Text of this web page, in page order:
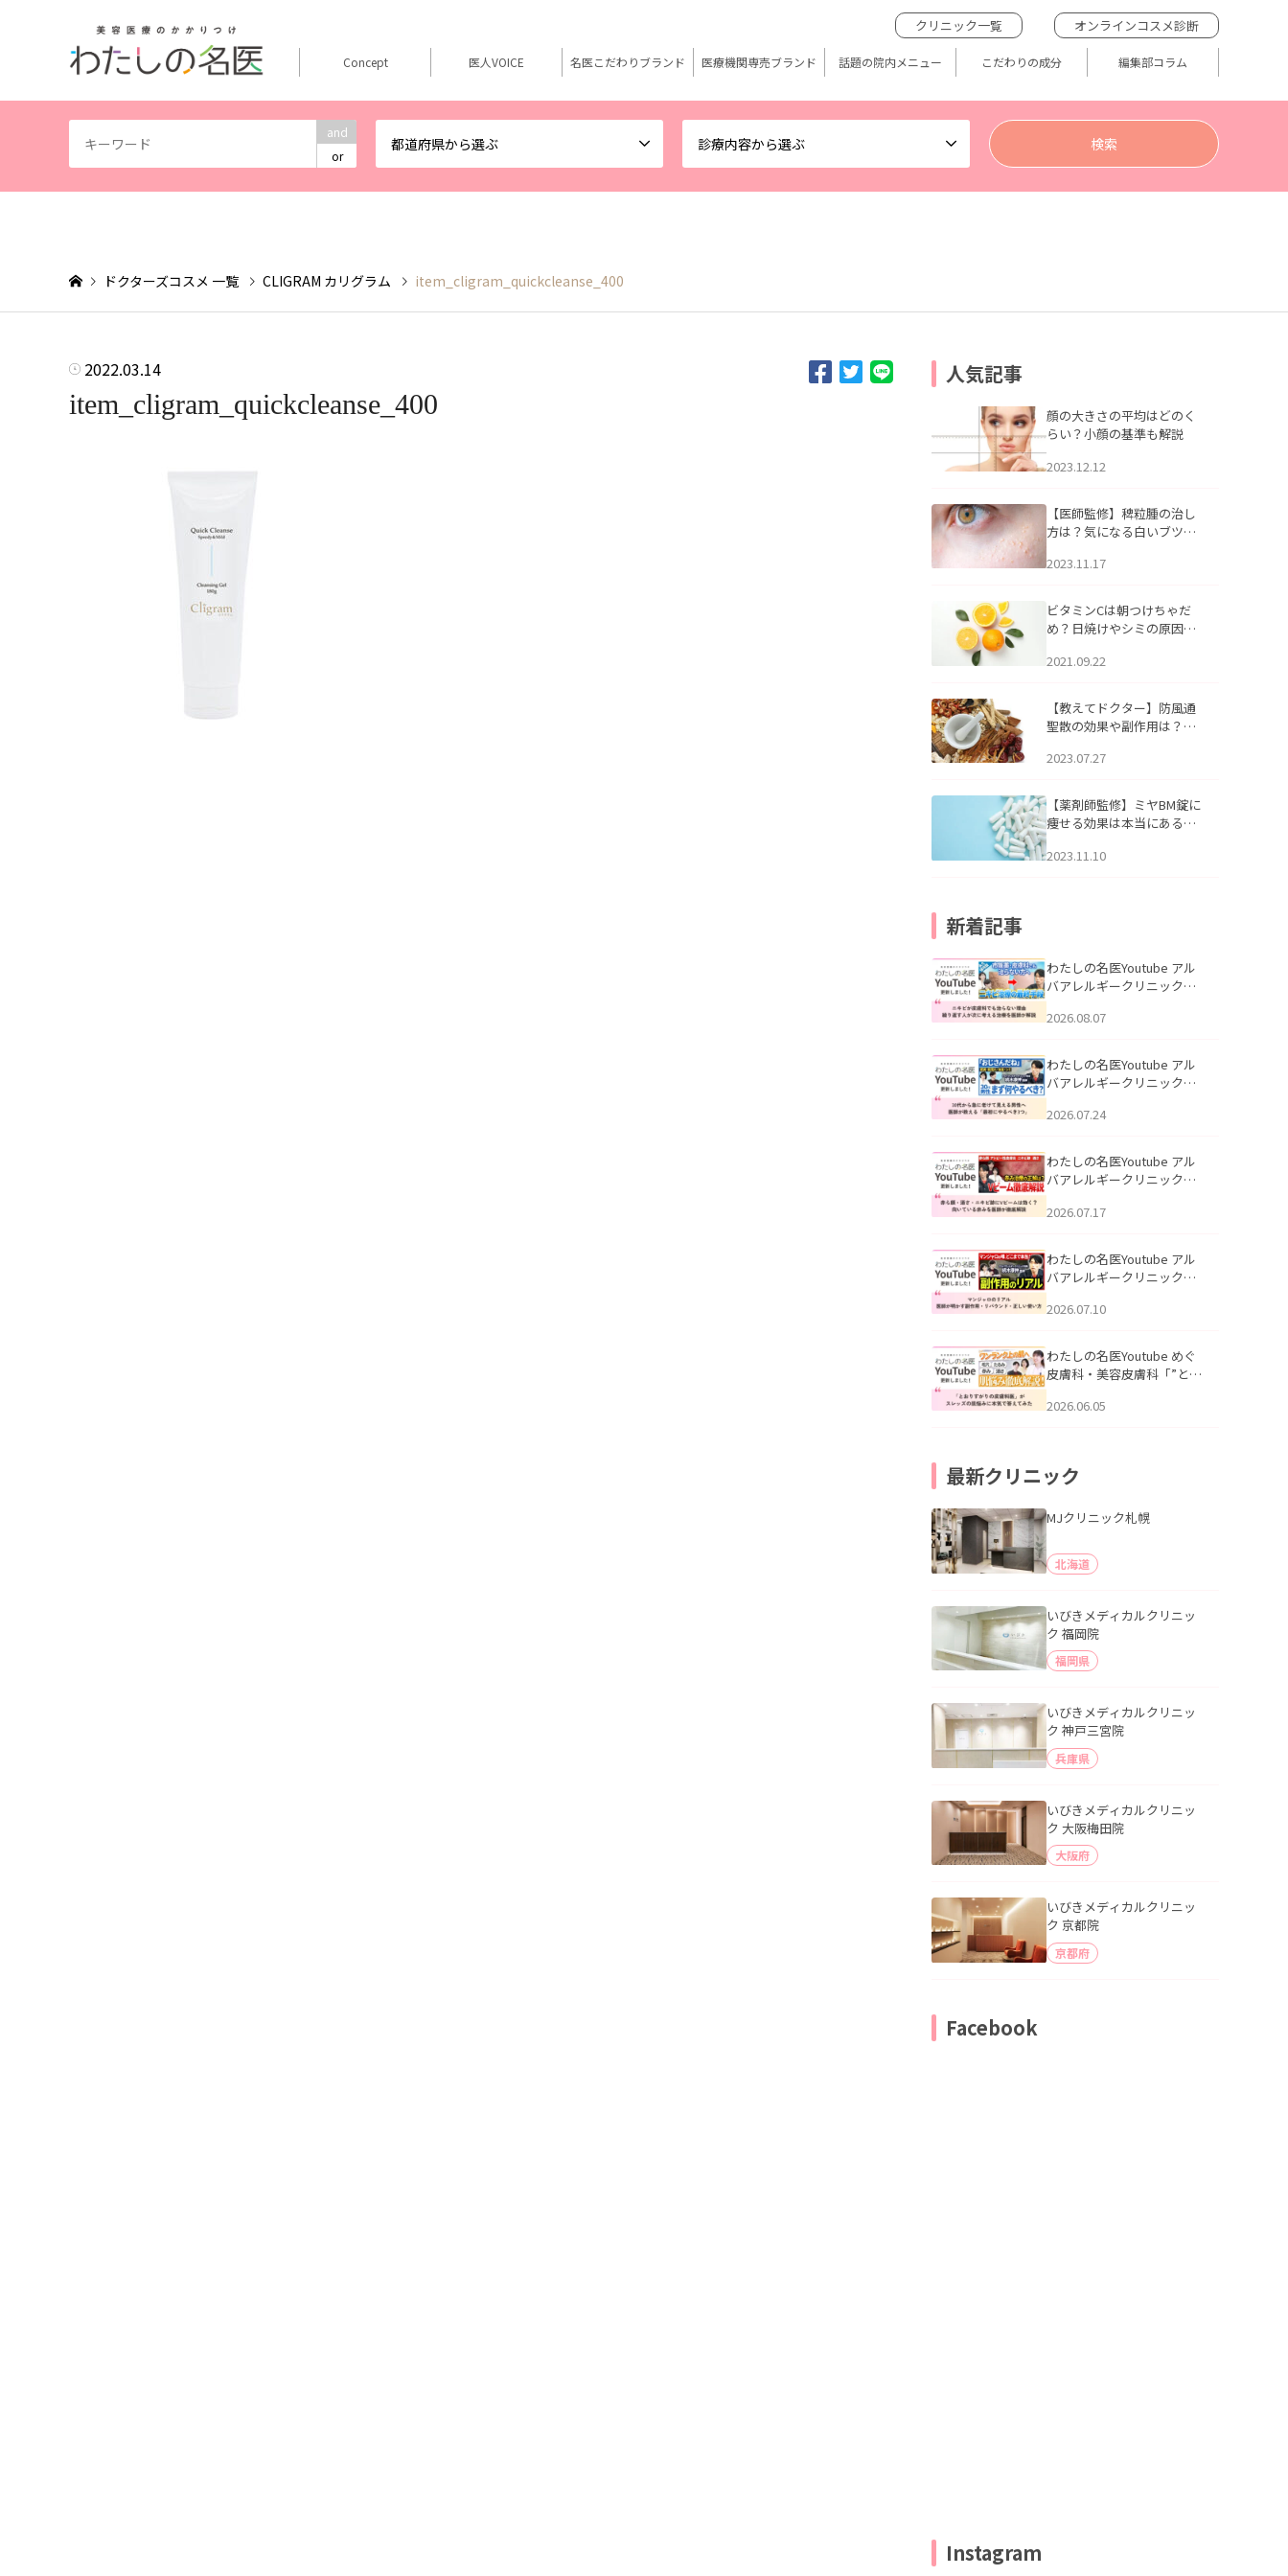
and
or
都道府県から選ぶ 診療内容から選ぶ
クリニック一覧 オンラインコスメ診断
Concept 医人VOICE 名医こだわりブランド 医療機関専売ブランド 話題の院内メニュー こだわりの成分 編集部コラム
ドクターズコスメ 一覧 CLIGRAM カリグラム item_cligram_quickcleanse_400
2022.03.14
item_cligram_quickcleanse_400
人気記事
顔の大きさの平均はどのく
らい？小顔の基準も解説
2023.12.12
【医師監修】稗粒腫の治し
方は？気になる白いブツブ
アについて
2023.11.17
ビタミンCは朝つけちゃだ
め？日焼けやシミの原因に
2021.09.22
【教えてドクター】防風通
聖散の効果や副作用は？長
2023.07.27
【薬剤師監修】ミヤBM錠に
痩せる効果は本当にある
2023.11.10
新着記事
わたしの名医Youtube アル
バアレルギークリニック札
らない理由｜繰り返す人が
説」を公開いたしました。
2026.08.07
わたしの名医Youtube アル
バアレルギークリニック札
える男性へ｜医師が教える
公開いたしました。
2026.07.24
わたしの名医Youtube アル
バアレルギークリニック札
跡にVビームは効く？向いて
説」を公開いたしました。
2026.07.17
わたしの名医Youtube アル
バアレルギークリニック札
医師が明かす副作用・リバ
公開いたしました。
2026.07.10
わたしの名医Youtube めぐ
皮膚科・美容皮膚科「”とお
ッズの肌悩みに本気で答え
2026.06.05
最新クリニック
MJクリニック札幌
北海道
いびきメディカルクリニッ
ク 福岡院
福岡県
いびきメディカルクリニッ
ク 神戸三宮院
兵庫県
いびきメディカルクリニッ
ク 大阪梅田院
大阪府
いびきメディカルクリニッ
ク 京都院
京都府
Facebook
Instagram